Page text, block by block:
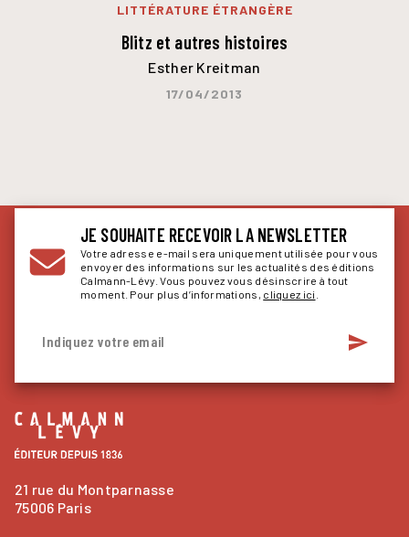
LITTÉRATURE ÉTRANGÈRE
Blitz et autres histoires
Esther Kreitman
17/04/2013
JE SOUHAITE RECEVOIR LA NEWSLETTER
Votre adresse e-mail sera uniquement utilisée pour vous
envoyer des informations sur les actualités des éditions
Calmann-Lévy. Vous pouvez vous désinscrire à tout
moment. Pour plus d’informations, cliquez ici
Indiquez votre email send
21 rue du Montparnasse
75006 Paris